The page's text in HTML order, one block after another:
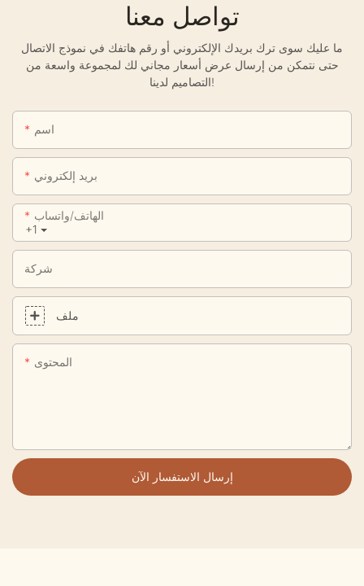
تواصل معنا
ما عليك سوى ترك بريدك الإلكتروني أو رقم هاتفك في نموذج الاتصال
حتى نتمكن من إرسال عرض أسعار مجاني لك لمجموعة واسعة من
التصاميم لدينا!
اسم
بريد إلكتروني
+1
الهاتف/واتساب
شركة
ملف
المحتوى
إرسال الاستفسار الآن